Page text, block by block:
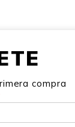
compra